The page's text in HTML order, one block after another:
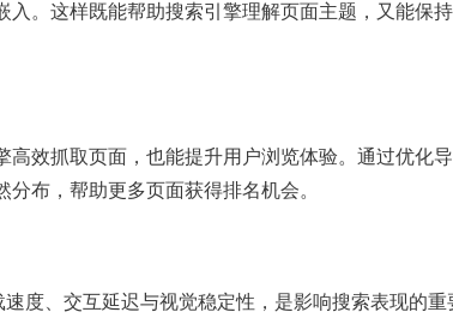
。这样既能帮助搜索引擎理解页面主题，又能保
效抓取页面，也能提升用户浏览体验。通过优化
布，帮助更多页面获得排名机会。
速度、交互延迟与视觉稳定性，是影响搜索表现的